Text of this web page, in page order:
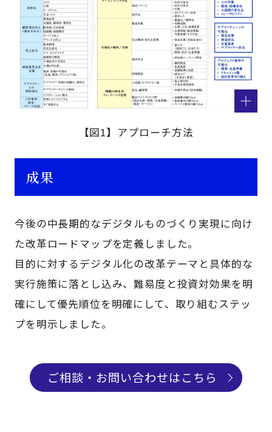
【図1】アプローチ方法
成果
今後の中長期的なデジタルものづくり実現に向け
た改革ロードマップを定義しました。
目的に対するデジタル化の改革テーマと具体的な
実行施策に落とし込み、難易度と投資対効果を明
確にして優先順位を明確にして、取り組むステッ
プを明示しました。
ご相談・お問い合わせはこちら